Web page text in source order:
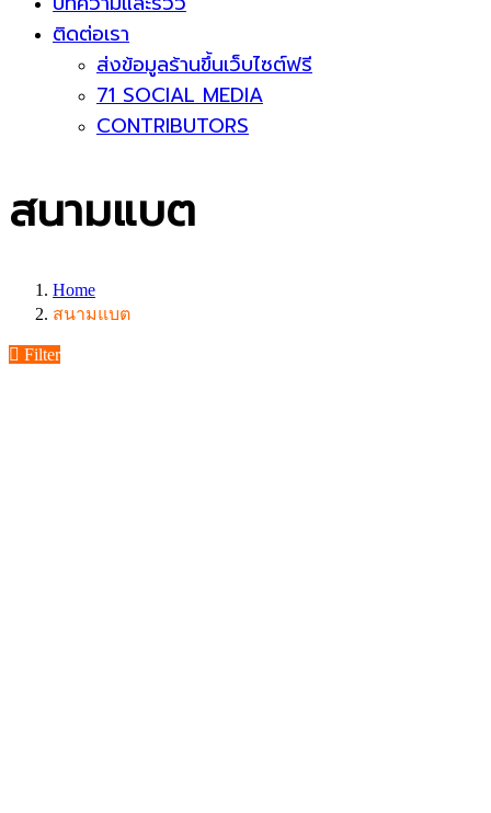
ติดต่อเรา
ส่งข้อมูลร้านขึ้นเว็บไซต์ฟรี
71 SOCIAL MEDIA
CONTRIBUTORS
สนามแบต
Home
สนามแบต
Filter